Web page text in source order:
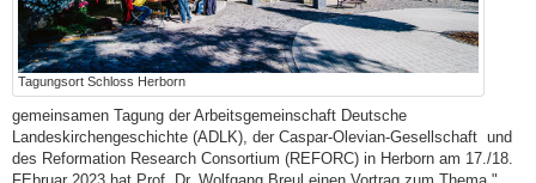
Tagungsort Schloss Herborn
gemeinsamen Tagung der Arbeitsgemeinschaft Deutsche
Landeskirchengeschichte (ADLK), der Caspar-Olevian-Gesellschaft und
des Reformation Research Consortium (REFORC) in Herborn am 17./18.